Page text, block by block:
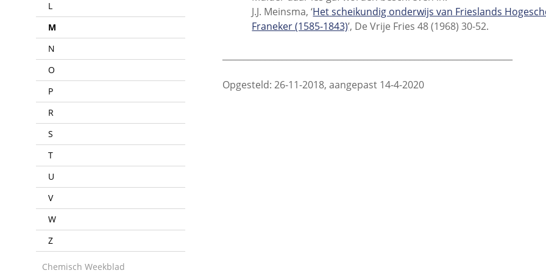
J.J. Meinsma, ‘Het scheikundig onderwijs van Frieslands
Franeker (1585-1843)’, De Vrije Fries 48 (1968) 30-52.
Opgesteld: 26-11-2018, aangepast 14-4-2020
L
M
N
O
P
R
S
T
U
V
W
Z
Chemisch Weekblad